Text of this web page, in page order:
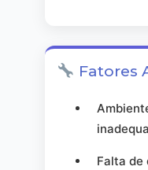
Fatores
Falta de